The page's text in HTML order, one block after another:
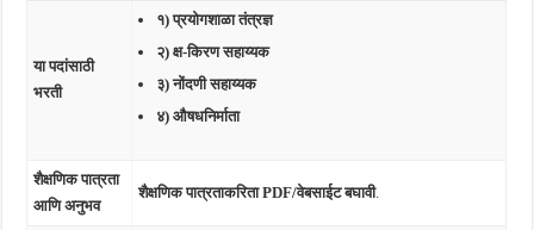
या पदांसाठी
भरती
१) प्रयोगशाळा तंत्रज्ञ
२) क्ष-किरण सहाय्यक
३) नोंदणी सहाय्यक
४) औषधनिर्माता
शैक्षणिक पात्रता
आणि अनुभव
शैक्षणिक पात्रताकरिता PDF/वेबसाईट बघावी.